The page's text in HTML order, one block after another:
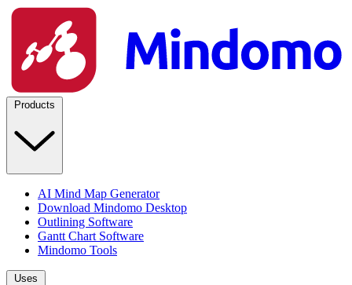
Products
AI Mind Map Generator
Download Mindomo Desktop
Outlining Software
Gantt Chart Software
Mindomo Tools
Uses